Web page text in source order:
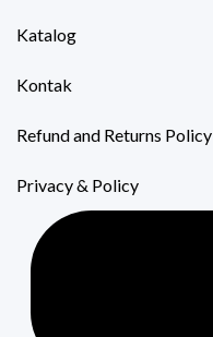
Katalog
Kontak
Refund and Returns Policy
Privacy & Policy